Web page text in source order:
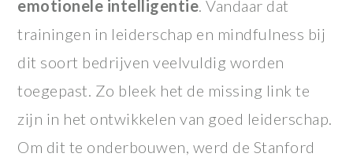
emotionele intelligentie. Vandaar dat
trainingen in leiderschap en mindfulness bij
dit soort bedrijven veelvuldig worden
toegepast. Zo bleek het de missing link te
zijn in het ontwikkelen van goed leiderschap.
Om dit te onderbouwen, werd de Stanford